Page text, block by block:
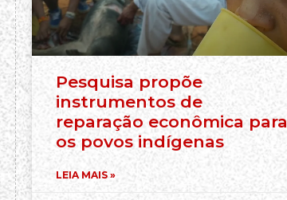
Pesquisa propõe
instrumentos de
reparação econômica para
os povos indígenas
LEIA MAIS »